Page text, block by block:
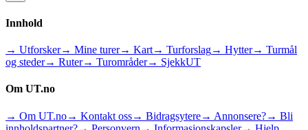
Innhold
→ Utforsker→ Mine turer→ Kart→ Turforslag→ Hytter→ Turmål
og steder→ Ruter→ Turområder→ SjekkUT
Om UT.no
→ Om UT.no→ Kontakt oss→ Bidragsytere→ Annonsere?→ Bli